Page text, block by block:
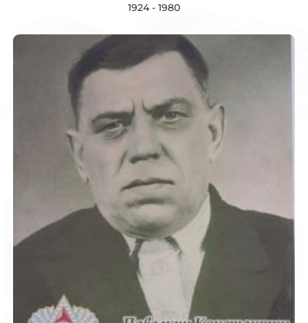
1924 - 1980